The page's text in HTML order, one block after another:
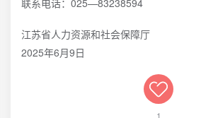
联系电话：025—83238594
江苏省人力资源和社会保障厅
2025年6月9日